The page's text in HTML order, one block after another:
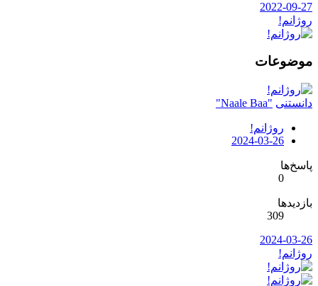
2022-09-27
روژانم!
موضوعات
دانستنی "Naale Baa"
روژانم!
2024-03-26
پاسخ‌ها
0
بازدیدها
309
2024-03-26
روژانم!